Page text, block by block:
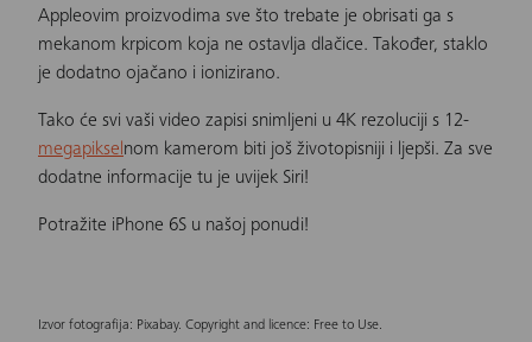
Appleovim proizvodima sve što trebate je obrisati ga s
mekanom krpicom koja ne ostavlja dlačice. Također, staklo
je dodatno ojačano i ionizirano.
Tako će svi vaši video zapisi snimljeni u 4K rezoluciji s 12-
megapikselnom kamerom biti još životopisniji i ljepši. Za sve
dodatne informacije tu je uvijek Siri!
Potražite iPhone 6S u našoj ponudi!
Izvor fotografija: Pixabay. Copyright and licence: Free to Use.